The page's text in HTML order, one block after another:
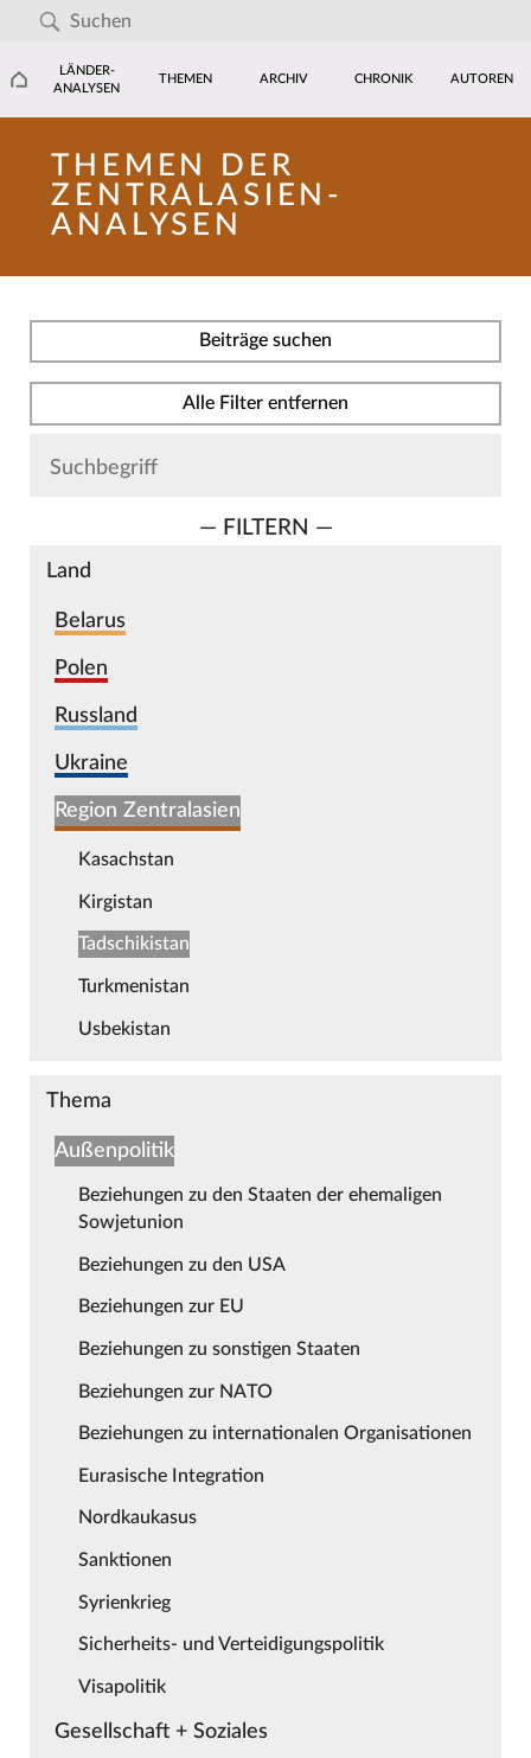
LÄNDER-
ANALYSEN
THEMEN ARCHIV CHRONIK AUTOREN
THEMEN DER
ZENTRALASIEN-
ANALYSEN
Beiträge suchen
Alle Filter entfernen
— FILTERN —
Land
Belarus
Polen
Russland
Ukraine
Region Zentralasien
Kasachstan
Kirgistan
Tadschikistan
Turkmenistan
Usbekistan
Thema
Außenpolitik
Beziehungen zu den Staaten der ehemaligen
Sowjetunion
Beziehungen zu den USA
Beziehungen zur EU
Beziehungen zu sonstigen Staaten
Beziehungen zur NATO
Beziehungen zu internationalen Organisationen
Eurasische Integration
Nordkaukasus
Sanktionen
Syrienkrieg
Sicherheits- und Verteidigungspolitik
Visapolitik
Gesellschaft + Soziales